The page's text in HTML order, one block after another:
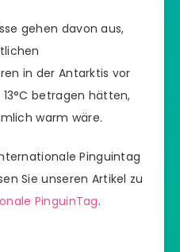
gehen davon aus,
in der Antarktis vor
betragen hätten,
warm wäre.
Pinguintag
Sie unseren Artikel zu
PinguinTag.